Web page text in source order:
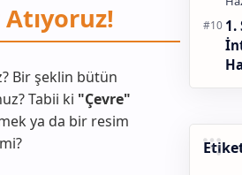
Bir şeklin bütün
Tabii ki "Çevre"
ya da bir resim
1.